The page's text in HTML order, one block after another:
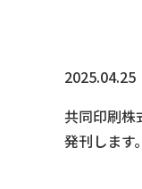
2025.04.25
共同印刷株
発刊します。